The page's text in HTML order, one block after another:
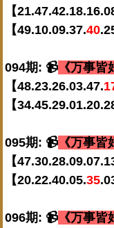
【
【49.10.09.37.40
094期: 📹 《万事皆
【48.23.26.03.47.
【
095期: 📹 《万事皆
【
【20.22.40.05.35
096期: 📹 《万事皆